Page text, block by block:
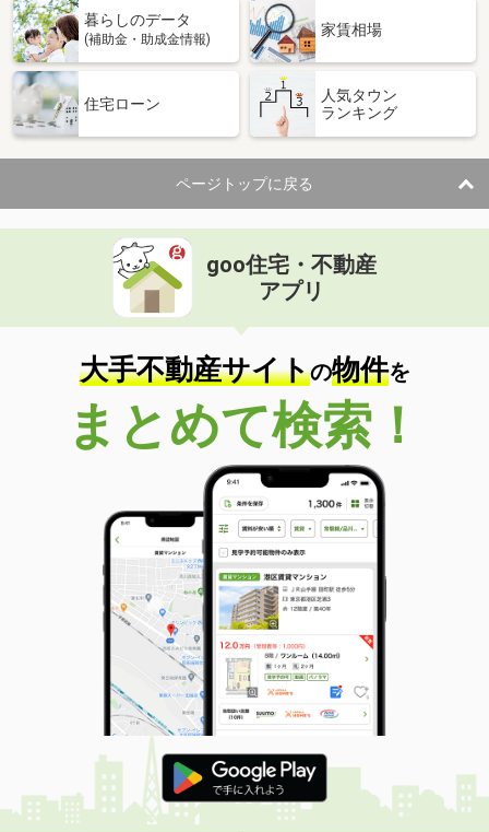
暮らしのデータ
(補助金・助成金情報)
家賃相場
住宅ローン
人気タウン
ランキング
ページトップに戻る
goo住宅・不動産
アプリ
大手不動産サイトの物件を
まとめて検索！